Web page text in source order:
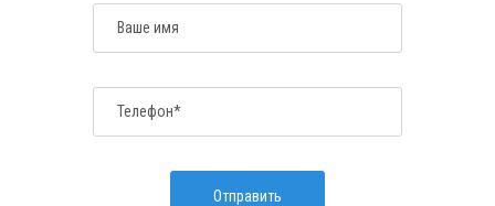
Ваше имя
Телефон*
Отправить